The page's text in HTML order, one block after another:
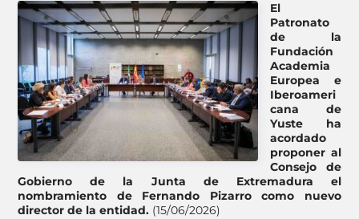
El
Patronato
de la
Fundación
Academia
Europea e
Iberoameri
cana de
Yuste ha
acordado
proponer al
Consejo de
Gobierno de la Junta de Extremadura el
nombramiento de Fernando Pizarro como nuevo
director de la entidad. (15/06/2026)